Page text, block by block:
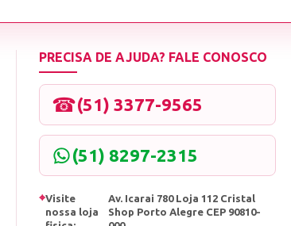
PRECISA DE AJUDA? FALE CONOSCO
☎(51) 3377-9565
(51) 8297-2315
⌖Visite
nossa loja
Av. Icarai 780 Loja 112 Cristal
Shop Porto Alegre CEP 90810-